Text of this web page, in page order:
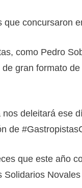
concursaron
como Pedro
gran formato
deleitará ese
de
que este año